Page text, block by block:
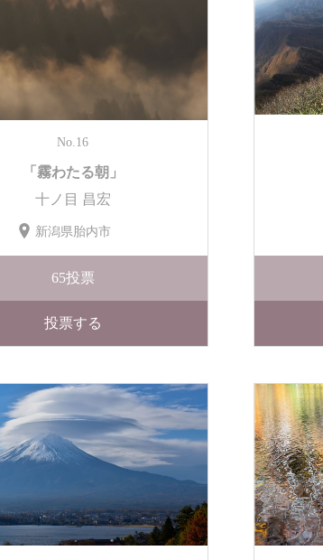
No.16
「霧わたる朝」
十ノ目 昌宏
新潟県胎内市
65投票
投票する